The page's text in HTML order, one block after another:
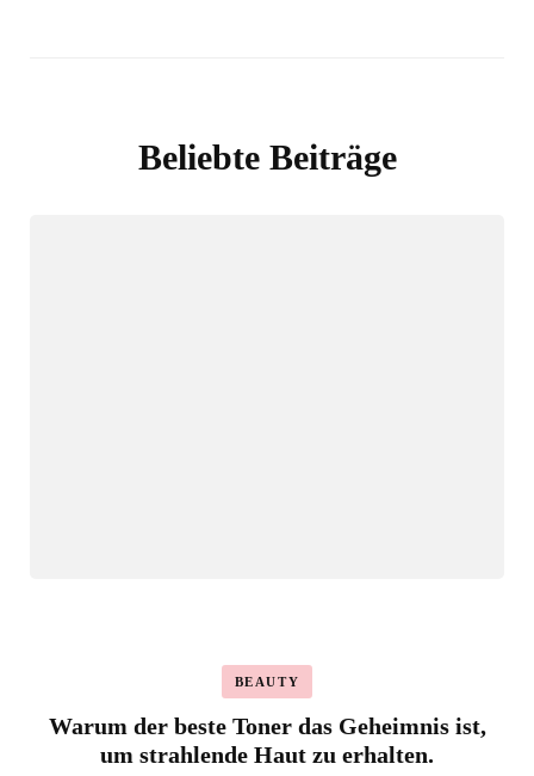
Beliebte Beiträge
BEAUTY
Warum der beste Toner das Geheimnis ist,
um strahlende Haut zu erhalten.